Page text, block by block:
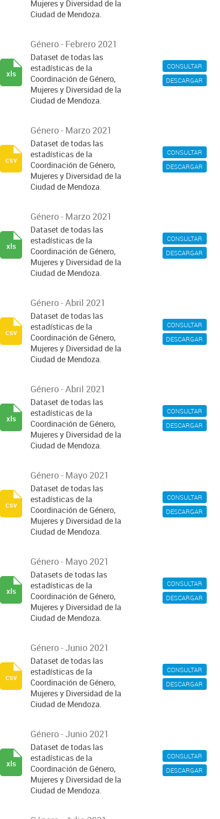
Mujeres y Diversidad de la
Ciudad de Mendoza.
CONSULTAR
DESCARGAR
Género - Febrero 2021
Dataset de todas las
estadísticas de la
Coordinación de Género,
Mujeres y Diversidad de la
Ciudad de Mendoza.
xls
CONSULTAR
DESCARGAR
Género - Marzo 2021
Dataset de todas las
estadísticas de la
Coordinación de Género,
Mujeres y Diversidad de la
Ciudad de Mendoza.
csv
CONSULTAR
DESCARGAR
Género - Marzo 2021
Dataset de todas las
estadísticas de la
Coordinación de Género,
Mujeres y Diversidad de la
Ciudad de Mendoza.
xls
CONSULTAR
DESCARGAR
Género - Abril 2021
Dataset de todas las
estadísticas de la
Coordinación de Género,
Mujeres y Diversidad de la
Ciudad de Mendoza.
csv
CONSULTAR
DESCARGAR
Género - Abril 2021
Dataset de todas las
estadísticas de la
Coordinación de Género,
Mujeres y Diversidad de la
Ciudad de Mendoza.
xls
CONSULTAR
DESCARGAR
Género - Mayo 2021
Dataset de todas las
estadísticas de la
Coordinación de Género,
Mujeres y Diversidad de la
Ciudad de Mendoza.
csv
CONSULTAR
DESCARGAR
Género - Mayo 2021
Datasets de todas las
estadísticas de la
Coordinación de Género,
Mujeres y Diversidad de la
Ciudad de Mendoza.
xls
CONSULTAR
DESCARGAR
Género - Junio 2021
Dataset de todas las
estadísticas de la
Coordinación de Género,
Mujeres y Diversidad de la
Ciudad de Mendoza.
csv
CONSULTAR
DESCARGAR
Género - Junio 2021
Dataset de todas las
estadísticas de la
Coordinación de Género,
Mujeres y Diversidad de la
Ciudad de Mendoza.
xls